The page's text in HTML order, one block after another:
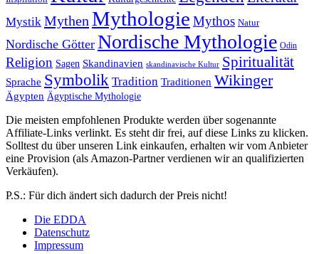
Mystik Mythen Mythologie Mythos Natur
Nordische Götter Nordische Mythologie Odin
Religion Sagen Skandinavien skandinavische Kultur Spiritualität
Sprache Symbolik Tradition Traditionen Wikinger
Ägypten Ägyptische Mythologie
Die meisten empfohlenen Produkte werden über sogenannte
Affiliate-Links verlinkt. Es steht dir frei, auf diese Links zu klicken.
Solltest du über unseren Link einkaufen, erhalten wir vom Anbieter
eine Provision (als Amazon-Partner verdienen wir an qualifizierten
Verkäufen).
P.S.: Für dich ändert sich dadurch der Preis nicht!
Die EDDA
Datenschutz
Impressum